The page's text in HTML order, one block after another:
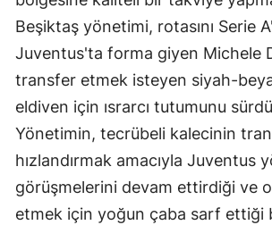
Beşiktaş yönetimi, rotasını Serie
Juventus'ta forma giyen Michele
transfer etmek isteyen siyah-
eldiven için ısrarcı tutumunu
Yönetimin, tecrübeli kalecinin
hızlandırmak amacıyla Juventus
görüşmelerini devam ettirdiği ve
etmek için yoğun çaba sarf ettiği